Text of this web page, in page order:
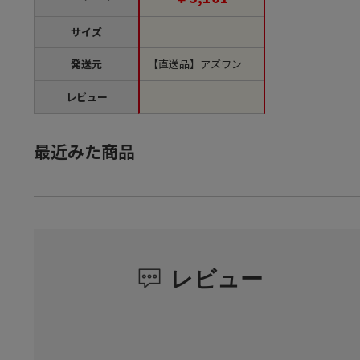
サイズ
発送元
レビュー
【直送品】アズワン
最近みた商品
レビュー